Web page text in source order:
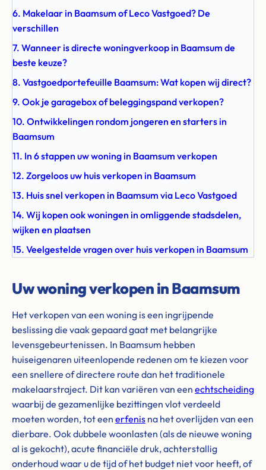
6. Makelaar in Baamsum of Leco Vastgoed? De
verschillen
7. Wanneer is directe woningverkoop in Baamsum de
beste keuze?
8. Vastgoedportefeuille Baamsum: Wat kopen wij direct?
9. Ook je garagebox of beleggingspand verkopen?
10. Ontwikkelingen rondom jongeren en starters in
Baamsum
11. In 6 stappen uw woning in Baamsum verkopen
12. Zorgeloos uw huis verkopen in Baamsum
13. Huis snel verkopen in Baamsum via Leco Vastgoed
14. Wij kopen ook woningen in omliggende stadsdelen,
wijken en plaatsen
15. Veelgestelde vragen over huis verkopen in Baamsum
Uw woning verkopen in Baamsum
Het verkopen van een woning is een ingrijpende
beslissing die vaak gepaard gaat met belangrijke
levensgebeurtenissen. In Baamsum hebben
huiseigenaren uiteenlopende redenen om te kiezen voor
een snellere of directere route dan het traditionele
makelaarstraject. Dit kan variëren van een echtscheiding
waarbij de gezamenlijke bezittingen vlot verdeeld
moeten worden, tot een erfenis na het overlijden van een
dierbare. Ook dubbele woonlasten (als de nieuwe woning
al is gekocht), acute financiële druk, achterstallig
onderhoud waar u de tijd of het budget niet voor heeft, of